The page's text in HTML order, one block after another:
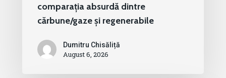
comparația absurdă dintre
cărbune/gaze și regenerabile
Dumitru Chisăliță
August 6, 2026